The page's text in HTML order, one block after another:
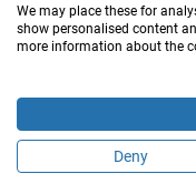
Alle anzeigen →
IM
Copyright © 2026 -
We may place these for
show personalised content
more information about the
Deny